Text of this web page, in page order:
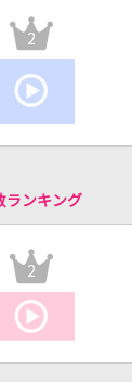
2
ランキング
2